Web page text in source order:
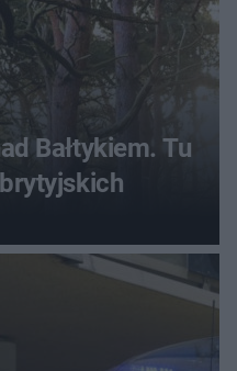
Bałtykiem. Tu